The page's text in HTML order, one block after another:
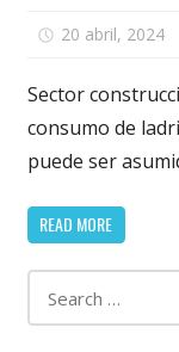
20 abril, 2024
Sector
consumo de
puede ser
READ MORE